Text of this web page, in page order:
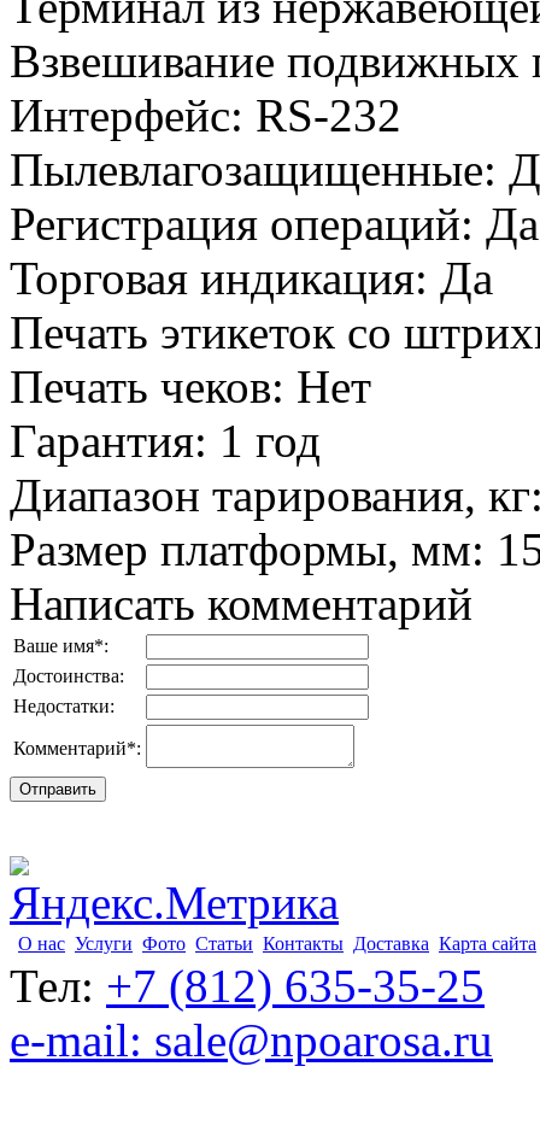
Взвешивание подвижных
Интерфейс: RS-232
Пылевлагозащищенные:
Регистрация операций: Да
Торговая индикация: Да
Печать этикеток со
Печать чеков: Нет
Гарантия: 1 год
Диапазон тарирования, кг
Размер платформы, мм:
Написать комментарий
Ваше имя*:
Достоинства:
Недостатки:
Комментарий*:
О нас Услуги Фото Статьи Контакты Доставка Карта сайта
Тел: +7 (812) 635-35-25
e-mail: sale@npoarosa.ru